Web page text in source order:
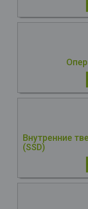
Внутренние
(SSD)